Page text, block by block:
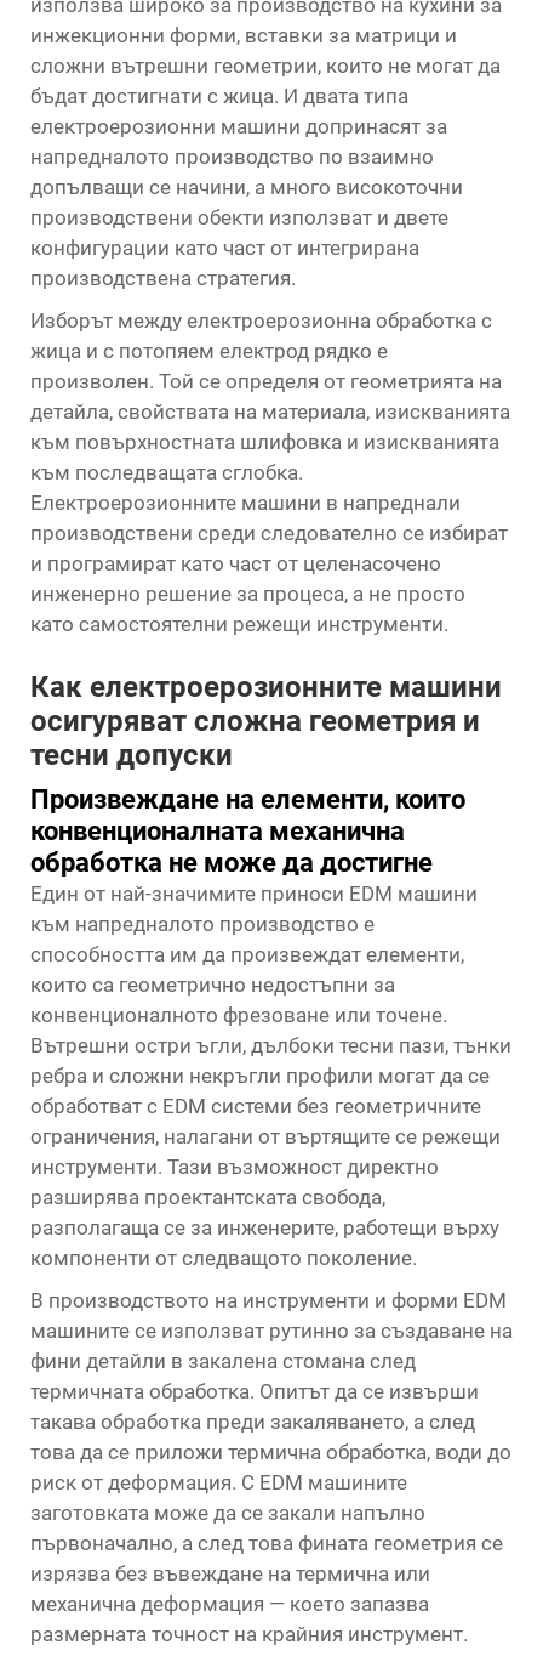
инжекционни форми, вставки за матрици и
сложни вътрешни геометрии, които не могат да
бъдат достигнати с жица. И двата типа
електроерозионни машини допринасят за
напредналото производство по взаимно
допълващи се начини, а много високоточни
производствени обекти използват и двете
конфигурации като част от интегрирана
производствена стратегия.
Изборът между електроерозионна обработка с
жица и с потопяем електрод рядко е
произволен. Той се определя от геометрията на
детайла, свойствата на материала, изискванията
към повърхностната шлифовка и изискванията
към последващата сглобка.
Електроерозионните машини в напреднали
производствени среди следователно се избират
и програмират като част от целенасочено
инженерно решение за процеса, а не просто
като самостоятелни режещи инструменти.
Как електроерозионните машини
осигуряват сложна геометрия и
тесни допуски
Произвеждане на елементи, които
конвенционалната механична
обработка не може да достигне
Един от най-значимите приноси EDM машини
към напредналото производство е
способността им да произвеждат елементи,
които са геометрично недостъпни за
конвенционалното фрезоване или точене.
Вътрешни остри ъгли, дълбоки тесни пази, тънки
ребра и сложни некръгли профили могат да се
обработват с EDM системи без геометричните
ограничения, налагани от въртящите се режещи
инструменти. Тази възможност директно
разширява проектантската свобода,
разполагаща се за инженерите, работещи върху
компоненти от следващото поколение.
В производството на инструменти и форми EDM
машините се използват рутинно за създаване на
фини детайли в закалена стомана след
термичната обработка. Опитът да се извърши
такава обработка преди закаляването, а след
това да се приложи термична обработка, води до
риск от деформация. С EDM машините
заготовката може да се закали напълно
първоначално, а след това фината геометрия се
изрязва без въвеждане на термична или
механична деформация — което запазва
размерната точност на крайния инструмент.